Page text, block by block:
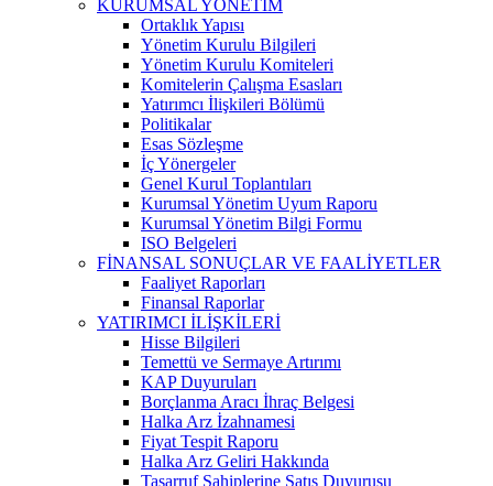
KURUMSAL YÖNETİM
Ortaklık Yapısı
Yönetim Kurulu Bilgileri
Yönetim Kurulu Komiteleri
Komitelerin Çalışma Esasları
Yatırımcı İlişkileri Bölümü
Politikalar
Esas Sözleşme
İç Yönergeler
Genel Kurul Toplantıları
Kurumsal Yönetim Uyum Raporu
Kurumsal Yönetim Bilgi Formu
ISO Belgeleri
FİNANSAL SONUÇLAR VE FAALİYETLER
Faaliyet Raporları
Finansal Raporlar
YATIRIMCI İLİŞKİLERİ
Hisse Bilgileri
Temettü ve Sermaye Artırımı
KAP Duyuruları
Borçlanma Aracı İhraç Belgesi
Halka Arz İzahnamesi
Fiyat Tespit Raporu
Halka Arz Geliri Hakkında
Tasarruf Sahiplerine Satış Duyurusu